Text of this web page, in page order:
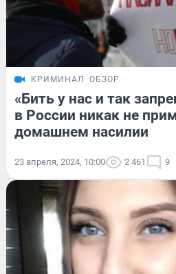
КРИМИНАЛ ОБЗОР
«Бить у нас и так
в России никак не
домашнем насилии
23 апреля, 2024, 10:00 2 461 9